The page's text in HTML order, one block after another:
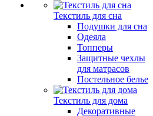
Текстиль для сна
Подушки для сна
Одеяла
Топперы
Защитные чехлы
для матрасов
Постельное белье
Текстиль для дома
Декоративные